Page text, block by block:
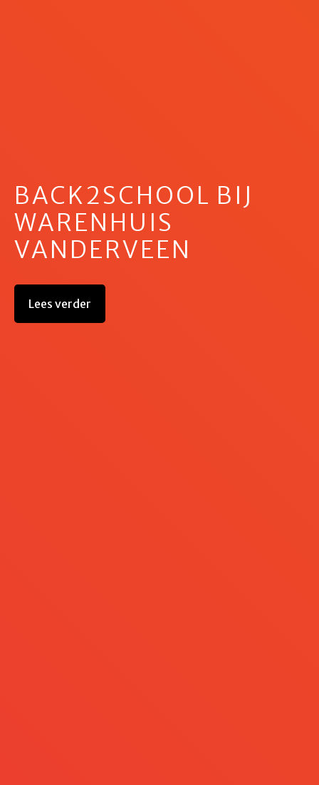
BACK2SCHOOL BIJ
WARENHUIS
VANDERVEEN
Lees verder